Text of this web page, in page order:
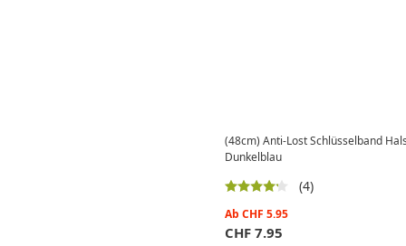
(48cm) Anti-Lost Schlüsselband
Dunkelblau
(4)
Ab CHF 5.95
CHF 7.95